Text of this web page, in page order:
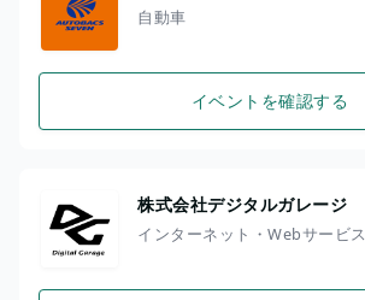
自動車
イベントを確認する
株式会社デジタルガレージ
インターネット・Webサービス